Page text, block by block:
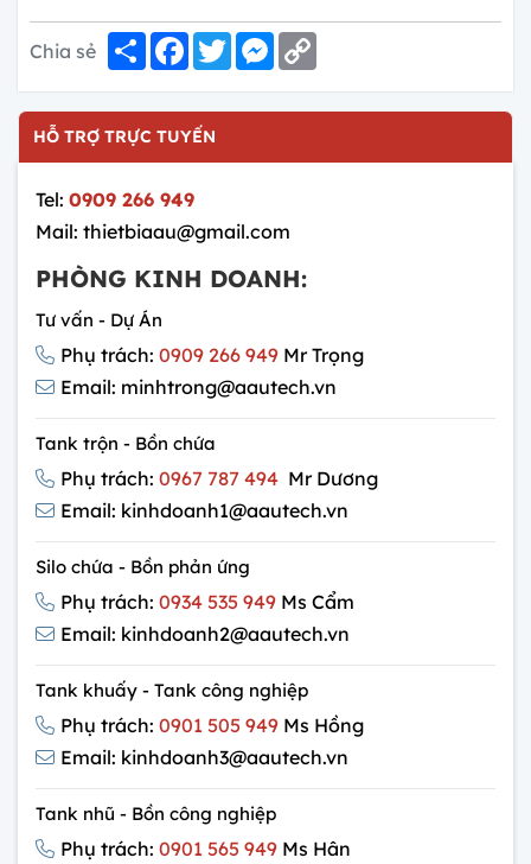
Chia sẻ ShareFacebook
TwitterMessenger
HỖ TRỢ TRỰC TUYẾN
Tel: 0909 266 949
Mail: thietbiaau@gmail.com
PHÒNG KINH DOANH:
Tư vấn - Dự Án
Phụ trách: 0909 266 949 Mr Trọng
Email: minhtrong@aautech.vn
Tank trộn - Bồn chứa
Phụ trách: 0967 787 494 Mr Dương
Email: kinhdoanh1@aautech.vn
Silo chứa - Bồn phản ứng
Phụ trách: 0934 535 949 Ms Cẩm
Email: kinhdoanh2@aautech.vn
Tank khuấy - Tank công nghiệp
Phụ trách: 0901 505 949 Ms Hồng
Email: kinhdoanh3@aautech.vn
Tank nhũ - Bồn công nghiệp
Phụ trách: 0901 565 949 Ms Hân